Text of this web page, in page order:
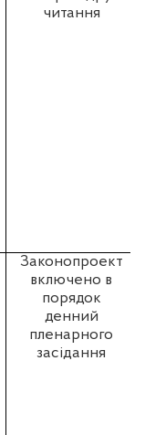
читання
Законопроект
включено в
порядок
денний
пленарного
засідання